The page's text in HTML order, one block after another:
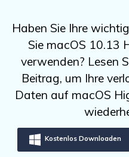
Recoverit
Verlorene/
wiederherstellen
Datenverlust-Szenarien
Aktuelles Thema
search
Haben Sie Ihre
Sie macOS 10.13
verwenden? Lesen
Beitrag, um Ihre
Daten auf macOS
Kostenlos Downloaden